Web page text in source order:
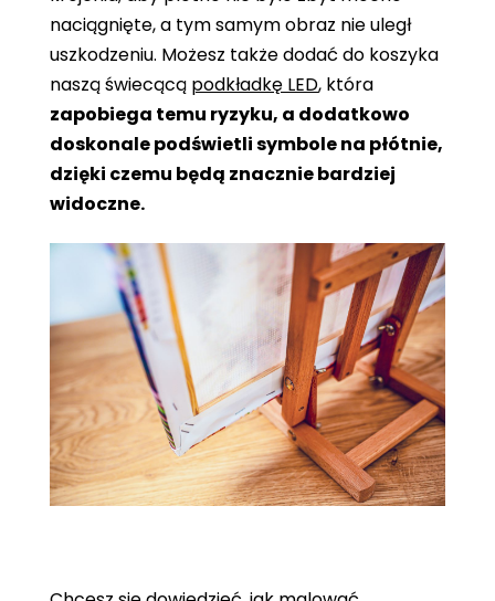
naciągnięte, a tym samym obraz nie uległ
uszkodzeniu. Możesz także dodać do koszyka
naszą świecącą podkładkę LED, która
zapobiega temu ryzyku, a dodatkowo
doskonale podświetli symbole na płótnie,
dzięki czemu będą znacznie bardziej
widoczne.